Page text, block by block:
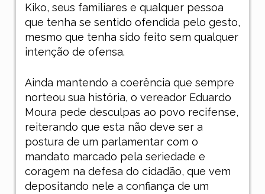
Kiko, seus familiares e qualquer pessoa
que tenha se sentido ofendida pelo gesto,
mesmo que tenha sido feito sem qualquer
intenção de ofensa.
Ainda mantendo a coerência que sempre
norteou sua história, o vereador Eduardo
Moura pede desculpas ao povo recifense,
reiterando que esta não deve ser a
postura de um parlamentar com o
mandato marcado pela seriedade e
coragem na defesa do cidadão, que vem
depositando nele a confiança de um